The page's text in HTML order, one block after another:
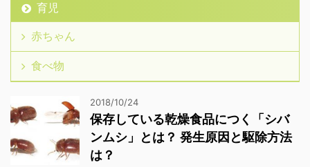
育児
赤ちゃん
食べ物
2018/10/24
保存している乾燥食品につく「シバ
ンムシ」とは？ 発生原因と駆除方法
は？